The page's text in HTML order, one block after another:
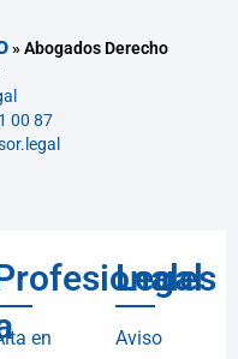
»Abogados Derecho
00 87
en
Legal
Aviso